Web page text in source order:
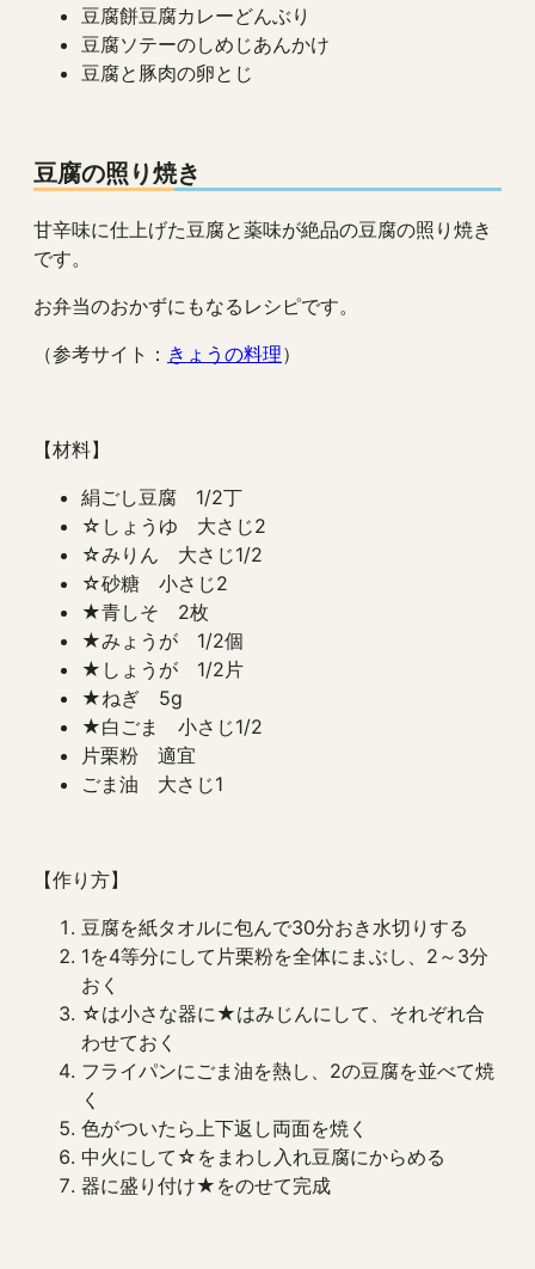
豆腐餅豆腐カレーどんぶり
豆腐ソテーのしめじあんかけ
豆腐と豚肉の卵とじ
豆腐の照り焼き
甘辛味に仕上げた豆腐と薬味が絶品の豆腐の照り焼き
です。
お弁当のおかずにもなるレシピです。
（参考サイト： きょうの料理）
【材料】
絹ごし豆腐 1/2丁
☆しょうゆ 大さじ2
☆みりん 大さじ1/2
☆砂糖 小さじ2
★青しそ 2枚
★みょうが 1/2個
★しょうが 1/2片
★ねぎ 5g
★白ごま 小さじ1/2
片栗粉 適宜
ごま油 大さじ1
【作り方】
豆腐を紙タオルに包んで30分おき水切りする
1を4等分にして片栗粉を全体にまぶし、2～3分
おく
☆は小さな器に★はみじんにして、それぞれ合
わせておく
フライパンにごま油を熱し、2の豆腐を並べて焼
く
色がついたら上下返し両面を焼く
中火にして☆をまわし入れ豆腐にからめる
器に盛り付け★をのせて完成